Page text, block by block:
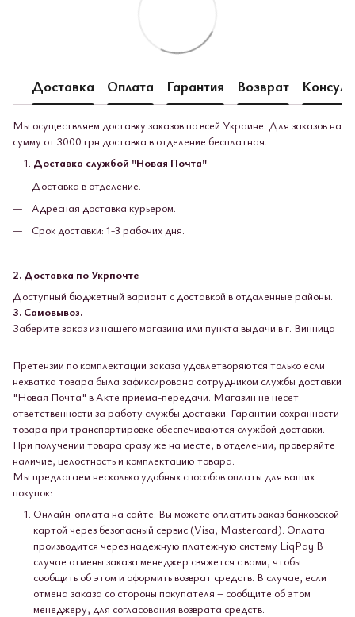
Доставка Оплата Гарантия Возврат
Мы осуществляем доставку заказов по всей Украине. Для заказов на
сумму от 3000 грн доставка в отделение бесплатная.
Доставка службой "Новая Почта"
Доставка в отделение.
Адресная доставка курьером.
Срок доставки: 1-3 рабочих дня.
2. Доставка по Укрпочте
Доступный бюджетный вариант с доставкой в ​​отдаленные районы.
3. Самовывоз.
Заберите заказ из нашего магазина или пункта выдачи в г. Винница
Претензии по комплектации заказа удовлетворяются только если
нехватка товара была зафиксирована сотрудником службы доставки
"Новая Почта" в Акте приема-передачи. Магазин не несет
ответственности за работу службы доставки. Гарантии сохранности
товара при транспортировке обеспечиваются службой доставки.
При получении товара сразу же на месте, в отделении, проверяйте
наличие, целостность и комплектацию товара.
Мы предлагаем несколько удобных способов оплаты для ваших
покупок:
Онлайн-оплата на сайте: Вы можете оплатить заказ банковской
картой через безопасный сервис (Visa, Mastercard). Оплата
производится через надежную платежную систему LiqPay.В
случае отмены заказа менеджер свяжется с вами, чтобы
сообщить об этом и оформить возврат средств. В случае, если
отмена заказа со стороны покупателя – сообщите об этом
менеджеру, для согласования возврата средств.